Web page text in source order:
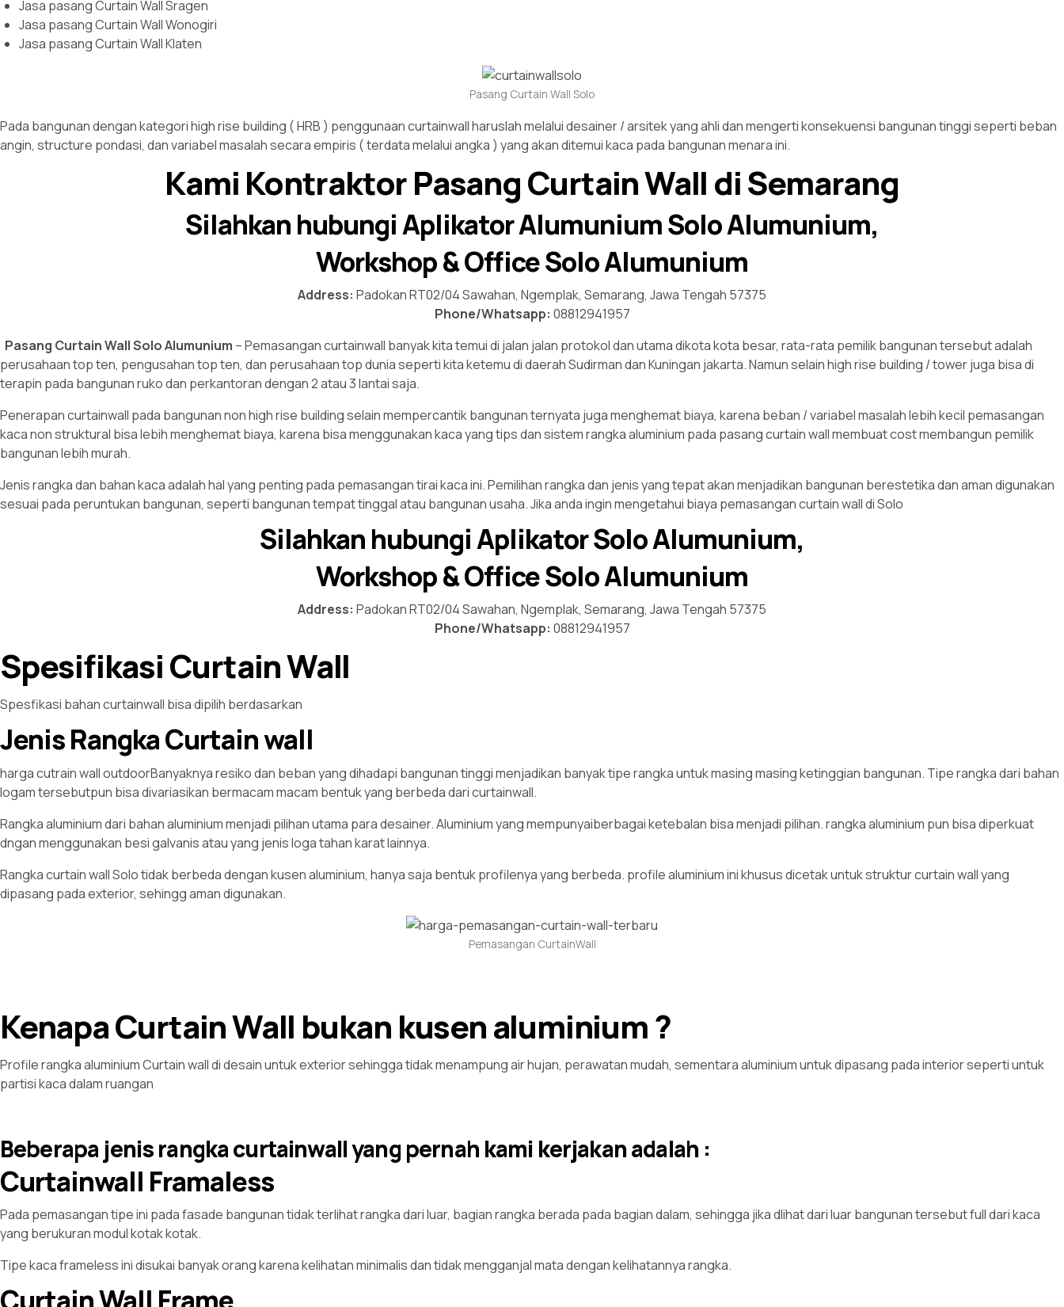
Jasa pasang Curtain Wall Sragen
Jasa pasang Curtain Wall Wonogiri
Jasa pasang Curtain Wall Klaten
Pasang Curtain Wall Solo
Pada bangunan dengan kategori high rise building ( HRB ) penggunaan curtainwall haruslah melalui desainer / arsitek yang ahli dan mengerti konsekuensi bangunan tinggi seperti beban
angin, structure pondasi, dan variabel masalah secara empiris ( terdata melalui angka ) yang akan ditemui kaca pada bangunan menara ini.
Kami Kontraktor Pasang Curtain Wall di Semarang
Silahkan hubungi Aplikator Alumunium Solo Alumunium,
Workshop & Office Solo Alumunium
Address: Padokan RT02/04 Sawahan, Ngemplak, Semarang, Jawa Tengah 57375
Phone/Whatsapp: 08812941957
Pasang Curtain Wall SoloAlumunium – Pemasangan curtainwall banyak kita temui di jalan jalan protokol dan utama dikota kota besar, rata-rata pemilik bangunan tersebut adalah
perusahaan top ten, pengusahan top ten, dan perusahaan top dunia seperti kita ketemu di daerah Sudirman dan Kuningan jakarta. Namun selain high rise building / tower juga bisa di
terapin pada bangunan ruko dan perkantoran dengan 2 atau 3 lantai saja.
Penerapan curtainwall pada bangunan non high rise building selain mempercantik bangunan ternyata juga menghemat biaya, karena beban / variabel masalah lebih kecil pemasangan
kaca non struktural bisa lebih menghemat biaya, karena bisa menggunakan kaca yang tips dan sistem rangka aluminium pada pasang curtain wall membuat cost membangun pemilik
bangunan lebih murah.
Jenis rangka dan bahan kaca adalah hal yang penting pada pemasangan tirai kaca ini. Pemilihan rangka dan jenis yang tepat akan menjadikan bangunan berestetika dan aman digunakan
sesuai pada peruntukan bangunan, seperti bangunan tempat tinggal atau bangunan usaha. Jika anda ingin mengetahui biaya pemasangan curtain wall di Solo
Silahkan hubungi Aplikator Solo Alumunium,
Workshop & Office Solo Alumunium
Address: Padokan RT02/04 Sawahan, Ngemplak, Semarang, Jawa Tengah 57375
Phone/Whatsapp: 08812941957
Spesifikasi Curtain Wall
Spesfikasi bahan curtainwall bisa dipilih berdasarkan
Jenis Rangka Curtain wall
harga cutrain wall outdoorBanyaknya resiko dan beban yang dihadapi bangunan tinggi menjadikan banyak tipe rangka untuk masing masing ketinggian bangunan. Tipe rangka dari bahan
logam tersebutpun bisa divariasikan bermacam macam bentuk yang berbeda dari curtainwall.
Rangka aluminium dari bahan aluminium menjadi pilihan utama para desainer. Aluminium yang mempunyaiberbagai ketebalan bisa menjadi pilihan. rangka aluminium pun bisa diperkuat
dngan menggunakan besi galvanis atau yang jenis loga tahan karat lainnya.
Rangka curtain wall Solo tidak berbeda dengan kusen aluminium, hanya saja bentuk profilenya yang berbeda. profile aluminium ini khusus dicetak untuk struktur curtain wall yang
dipasang pada exterior, sehingg aman digunakan.
Pemasangan CurtainWall
Kenapa Curtain Wall bukan kusen aluminium ?
Profile rangka aluminiumCurtain walldi desain untuk exterior sehingga tidak menampung air hujan, perawatan mudah, sementara aluminium untuk dipasang pada interior seperti untuk
partisi kaca dalam ruangan
Beberapa jenis rangka curtainwall yang pernah kami kerjakan adalah :
Curtainwall Framaless
Pada pemasangan tipe ini pada fasade bangunan tidak terlihat rangka dari luar, bagian rangka berada pada bagian dalam, sehingga jika dlihat dari luar bangunan tersebut full dari kaca
yang berukuran modul kotak kotak.
Tipe kaca frameless ini disukai banyak orang karena kelihatan minimalis dan tidak mengganjal mata dengan kelihatannya rangka.